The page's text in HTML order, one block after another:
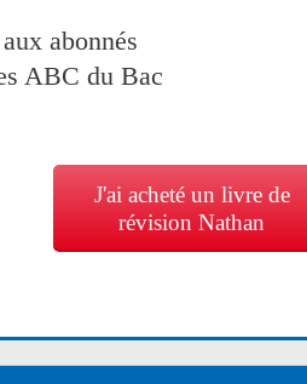
abonnés
ABC du Bac
J'ai acheté un livre de
révision Nathan